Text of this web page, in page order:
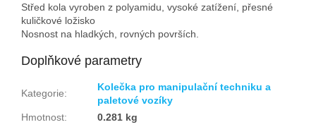
Střed kola vyroben z polyamidu, vysoké zatížení, přesné
kuličkové ložisko
Nosnost na hladkých, rovných površích.
Doplňkové parametry
Kategorie:
Kolečka pro manipulační techniku a
paletové vozíky
Hmotnost:
0.281 kg